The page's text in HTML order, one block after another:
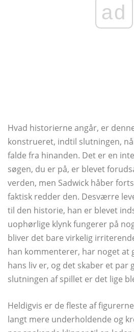
ad
Hvad historierne angår, er
konstrueret, indtil slutningen,
falde fra hinanden. Det er en
søgen, du er på, er blevet
verden, men Sadwick håber
faktisk redder den. Desværre
til den historie, han er blevet
uophørlige klynk fungerer på
bliver det bare virkelig
han kommenterer, har noget at
hans liv er, og det skaber et par
slutningen af ​​spillet er det lige
Heldigvis er de fleste af
langt mere underholdende og